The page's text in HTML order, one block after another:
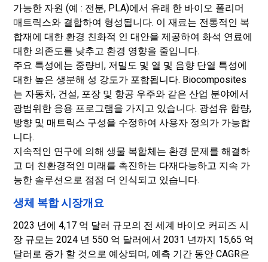
가능한 자원 (예 : 전분, PLA)에서 유래 한 바이오 폴리머
매트릭스와 결합하여 형성됩니다. 이 재료는 전통적인 복
합재에 대한 환경 친화적 인 대안을 제공하여 화석 연료에
대한 의존도를 낮추고 환경 영향을 줄입니다.
주요 특성에는 중량비, 저밀도 및 열 및 음향 단열 특성에
대한 높은 생분해 성 강도가 포함됩니다. Biocomposites
는 자동차, 건설, 포장 및 항공 우주와 같은 산업 분야에서
광범위한 응용 프로그램을 가지고 있습니다. 광섬유 함량,
방향 및 매트릭스 구성을 수정하여 사용자 정의가 가능합
니다.
지속적인 연구에 의해 생물 복합체는 환경 문제를 해결하
고 더 친환경적인 미래를 촉진하는 다재다능하고 지속 가
능한 솔루션으로 점점 더 인식되고 있습니다.
생체 복합 시장개요
2023 년에 4,17 억 달러 규모의 전 세계 바이오 커피즈 시
장 규모는 2024 년 550 억 달러에서 2031 년까지 15,65 억
달러로 증가 할 것으로 예상되며, 예측 기간 동안 CAGR은